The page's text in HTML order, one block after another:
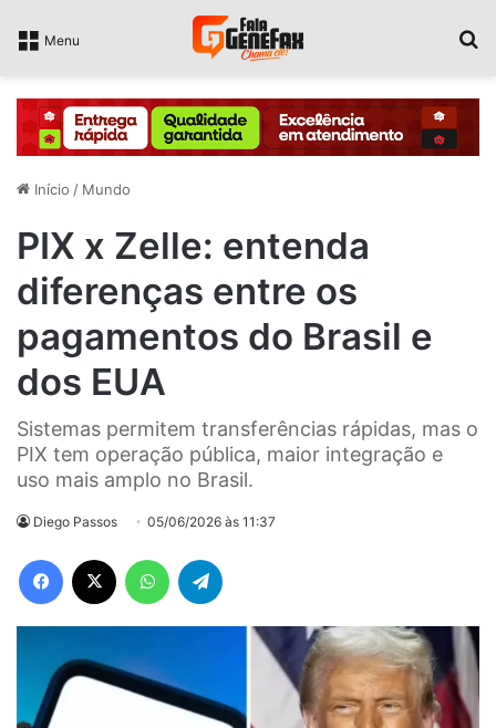
Menu
Início / Mundo
PIX x Zelle: entenda
diferenças entre os
pagamentos do Brasil e
dos EUA
Sistemas permitem transferências rápidas, mas o
PIX tem operação pública, maior integração e
uso mais amplo no Brasil.
Diego Passos 05/06/2026 às 11:37
Facebook WhatsApp